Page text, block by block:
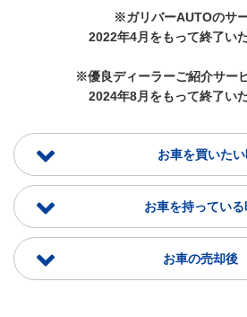
※ガリバーAUTOのサ
2022年4月をもって終了い
※優良ディーラーご紹介サー
2024年8月をもって終了い
お車を買いた
お車を持っている
お車の売却後